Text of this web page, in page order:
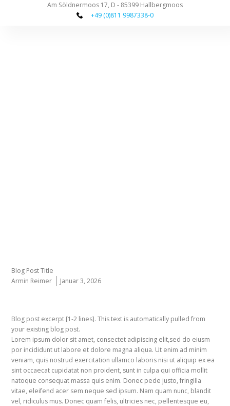
Am Söldnermoos 17, D - 85399 Hallbergmoos
+49 (0)811 9987338-0
Blog Post Title
Armin Reimer
Januar 3, 2026
Blog post excerpt [1-2 lines]. This text is automatically pulled from
your existing blog post.
Lorem ipsum dolor sit amet, consectet adipiscing elit,sed do eiusm
por incididunt ut labore et dolore magna aliqua. Ut enim ad minim
veniam, quis nostrud exercitation ullamco laboris nisi ut aliquip ex ea
sint occaecat cupidatat non proident, sunt in culpa qui officia mollit
natoque consequat massa quis enim. Donec pede justo, fringilla
vitae, eleifend acer sem neque sed ipsum. Nam quam nunc, blandit
vel, ridiculus mus. Donec quam felis, ultricies nec, pellentesque eu,